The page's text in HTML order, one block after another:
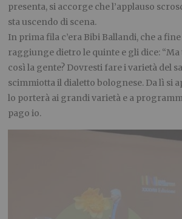
presenta, si accorge che l’applauso
sta uscendo di scena.
In prima fila c’era Bibi Ballandi, che a
raggiunge dietro le quinte e gli dice:
così la gente? Dovresti fare i varietà del
scimmiotta il dialetto bolognese. Da lì si
lo porterà ai grandi varietà e a
pago io.